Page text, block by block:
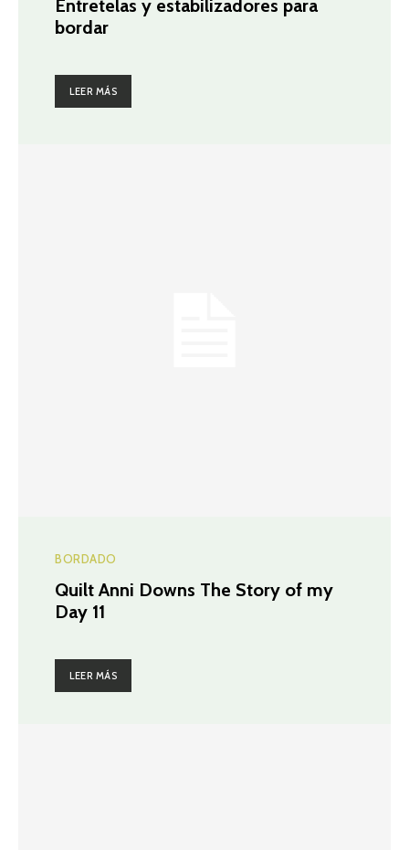
Entretelas y estabilizadores para
bordar
LEER MÁS
BORDADO
Quilt Anni Downs The Story of my
Day 11
LEER MÁS